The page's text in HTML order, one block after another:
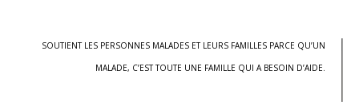
SOUTIENT LES PERSONNES MALADES ET LEURS FAMILLES PARCE QU’UN
MALADE, C’EST TOUTE UNE FAMILLE QUI A BESOIN D’AIDE.